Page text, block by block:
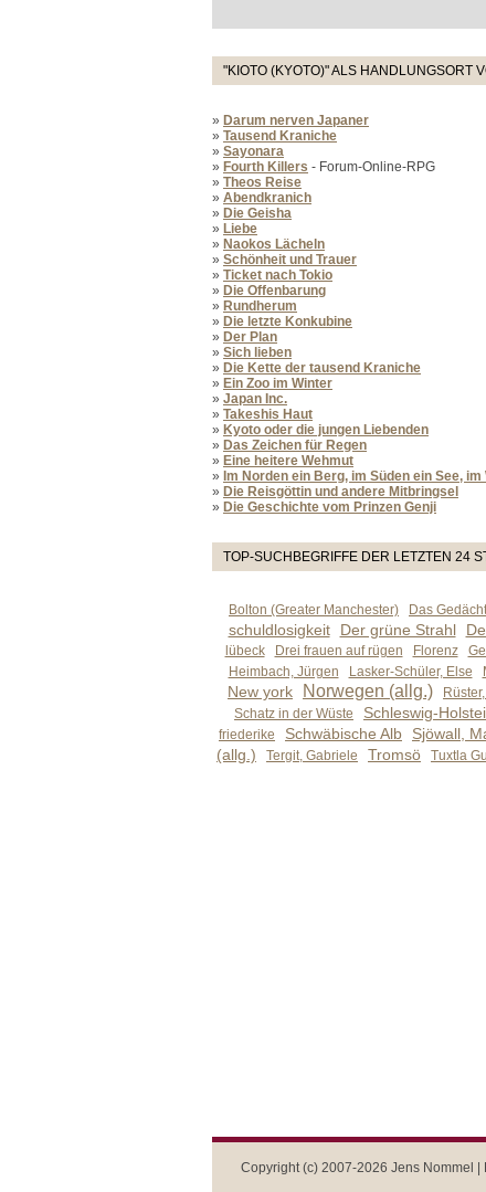
"KIOTO (KYOTO)" ALS HANDLUNGSORT
» Darum nerven Japaner
» Tausend Kraniche
» Sayonara
» Fourth Killers - Forum-Online-RPG
» Theos Reise
» Abendkranich
» Die Geisha
» Liebe
» Naokos Lächeln
» Schönheit und Trauer
» Ticket nach Tokio
» Die Offenbarung
» Rundherum
» Die letzte Konkubine
» Der Plan
» Sich lieben
» Die Kette der tausend Kraniche
» Ein Zoo im Winter
» Japan Inc.
» Takeshis Haut
» Kyoto oder die jungen Liebenden
» Das Zeichen für Regen
» Eine heitere Wehmut
» Im Norden ein Berg, im Süden ein See,
» Die Reisgöttin und andere Mitbringsel
» Die Geschichte vom Prinzen Genji
TOP-SUCHBEGRIFFE DER LETZTEN 24
Bolton (Greater Manchester) Das
schuldlosigkeit
Der grüne Strahl
lübeck
Drei frauen auf rügen Florenz
Heimbach, Jürgen
Lasker-Schüler, Else
New york Norwegen (allg.)
Schatz in der Wüste
Schleswig-
friederike
Schwäbische Alb Sjöwall,
(allg.)
Tergit, Gabriele Tromsö Tuxtla
Copyright (c) 2007-2026 Jens Nommel |